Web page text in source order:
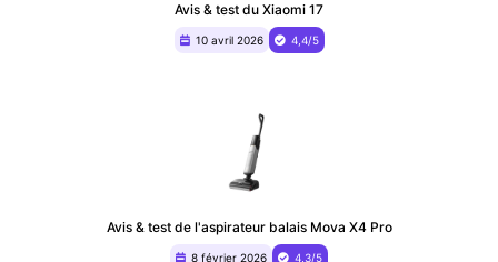
Avis & test du Xiaomi 17
10 avril 2026 4,4/5
Avis & test de l'aspirateur balais Mova X4 Pro
8 février 2026 4,3/5